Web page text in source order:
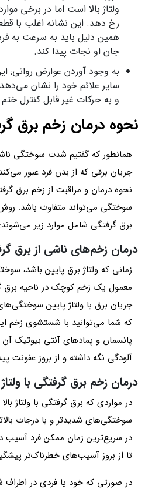
ولتاژ بالا است اما در برخی
رخ دهد. این نشانه اغلب با
همین دلیل باید به سرعت به
جان او نجات پیدا کند.
به وجود آوردن عوارض روانی:
سایر علائم خود را نشان
و به حرکات غیر قابل کنترل
نحوه درمان زخم برق
همانطور که گفتیم شدت سوختگی
جریان برقی که از بدن فرد عبور
نحوه درمان و مراقبت از زخم برق
سوختگی می‌تواند متفاوت باشد.
برق گرفتگی شامل موارد زیر می‌شوند:
درمان زخم‌های ناشی از برق
زمانی که ولتاژ برق پایین باشد،
معمول یک زخم کوچک در ناحیه برق
جریان برق با ولتاژ پایین
که شما می‌توانید با شستشوی زخم
پانسمان و پمادهای آنتی بیوتیک آن
آلودگی نگه داشته و از بروز عفونت
درمان زخم برق گرفتگی با ولتاژ
در مواردی که برق گرفتگی با ولتاژ
سوختگی‌های شدیدتر و با درجات
در سریع‌ترین زمان ممکن فرد آسیب
تا از بروز آسیب‌های خطرناک‌تر